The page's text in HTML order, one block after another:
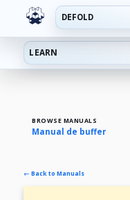
DEFOLD
LEARN
BROWSE MANUALS
Manual de buffer
← Back to Manuals